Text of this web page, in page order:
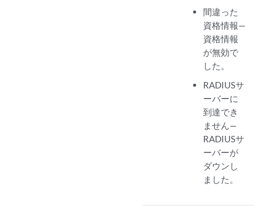
間違った
資格情報—
資格情報
が無効で
した。
RADIUSサ
ーバーに
到達でき
ません—
RADIUSサ
ーバーが
ダウンし
ました。